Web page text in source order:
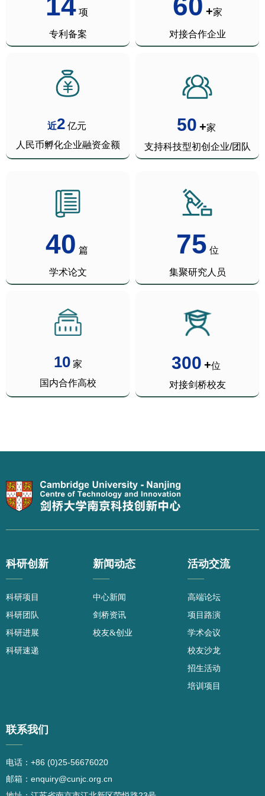
项
专利备案
+家
对接合作企业
近2亿元
人民币孵化企业融资金额
50 +家
支持科技型初创企业/团队
40 篇
学术论文
75 位
集聚研究人员
10家
国内合作高校
300 +位
对接剑桥校友
科研创新
——
科研项目
科研团队
科研进展
科研速递
新闻动态
——
中心新闻
剑桥资讯
校友&创业
活动交流
——
高端论坛
项目路演
学术会议
校友沙龙
招生活动
培训项目
联系我们
——
电话：+86 (0)25-56676020
邮箱：enquiry@cunjc.org.cn